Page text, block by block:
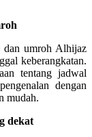
dan umroh Alhijaz
keberangkatan.
tentang jadwal
dengan
mudah.
dekat